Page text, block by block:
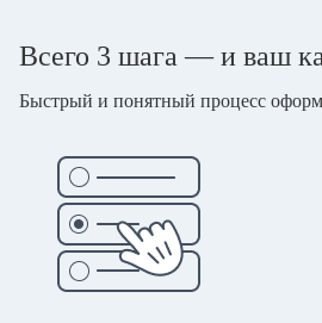
Всего 3 шага — и ваш
Быстрый и понятный процесс